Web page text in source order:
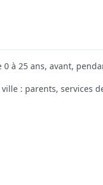
à 25 ans, avant,
: parents, services